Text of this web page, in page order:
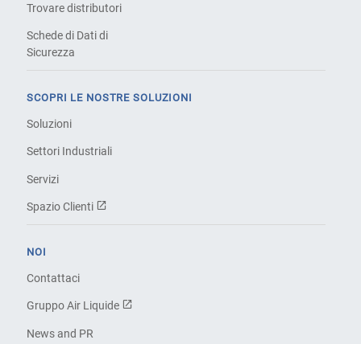
Trovare distributori
Schede di Dati di
Sicurezza
SCOPRI LE NOSTRE SOLUZIONI
Soluzioni
Settori Industriali
Servizi
Spazio Clienti
NOI
Contattaci
Gruppo Air Liquide
News and PR